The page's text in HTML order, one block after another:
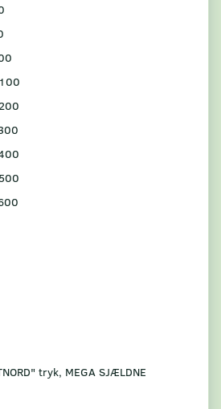
tryk, MEGA SJÆLDNE